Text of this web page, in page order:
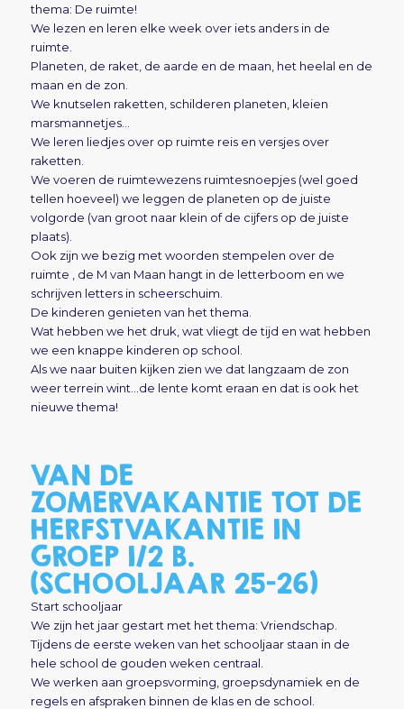
thema: De ruimte!
We lezen en leren elke week over iets anders in de
ruimte.
Planeten, de raket, de aarde en de maan, het heelal en de
maan en de zon.
We knutselen raketten, schilderen planeten, kleien
marsmannetjes…
We leren liedjes over op ruimte reis en versjes over
raketten.
We voeren de ruimtewezens ruimtesnoepjes (wel goed
tellen hoeveel) we leggen de planeten op de juiste
volgorde (van groot naar klein of de cijfers op de juiste
plaats).
Ook zijn we bezig met woorden stempelen over de
ruimte , de M van Maan hangt in de letterboom en we
schrijven letters in scheerschuim.
De kinderen genieten van het thema.
Wat hebben we het druk, wat vliegt de tijd en wat hebben
we een knappe kinderen op school.
Als we naar buiten kijken zien we dat langzaam de zon
weer terrein wint…de lente komt eraan en dat is ook het
nieuwe thema!
VAN DE
ZOMERVAKANTIE TOT DE
HERFSTVAKANTIE IN
GROEP 1/2 B.
(SCHOOLJAAR 25-26)
Start schooljaar
We zijn het jaar gestart met het thema: Vriendschap.
Tijdens de eerste weken van het schooljaar staan in de
hele school de gouden weken centraal.
We werken aan groepsvorming, groepsdynamiek en de
regels en afspraken binnen de klas en de school.